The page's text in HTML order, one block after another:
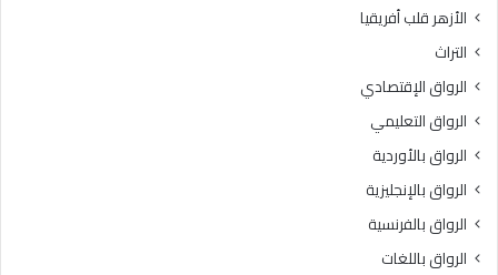
الأزهر قلب أفريقيا
التراث
الرواق الإقتصادي
الرواق التعليمي
الرواق بالأوردية
الرواق بالإنجليزية
الرواق بالفرنسية
الرواق باللغات